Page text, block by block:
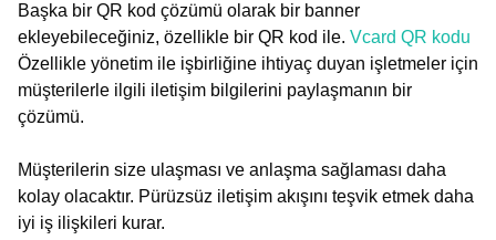
Başka bir QR kod çözümü olarak bir banner
ekleyebileceğiniz, özellikle bir QR kod ile. Vcard QR kodu
Özellikle yönetim ile işbirliğine ihtiyaç duyan işletmeler için
müşterilerle ilgili iletişim bilgilerini paylaşmanın bir
çözümü.
Müşterilerin size ulaşması ve anlaşma sağlaması daha
kolay olacaktır. Pürüzsüz iletişim akışını teşvik etmek daha
iyi iş ilişkileri kurar.